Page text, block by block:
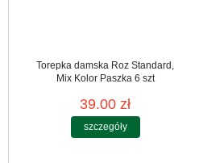
Torepka damska Roz Standard,
Mix Kolor Paszka 6 szt
39.00 zł
szczegóły